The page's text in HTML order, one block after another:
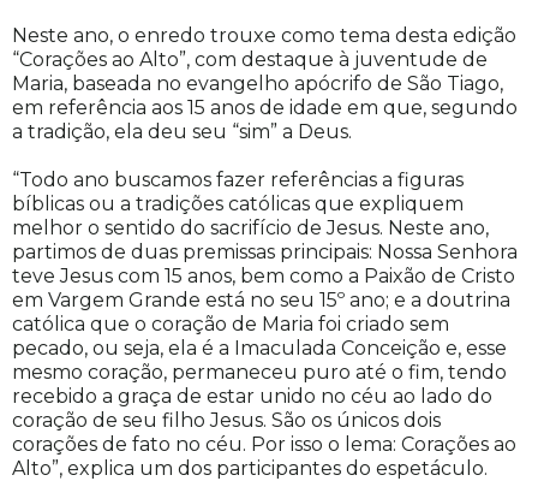
Neste ano, o enredo trouxe como tema desta edição
“Corações ao Alto”, com destaque à juventude de
Maria, baseada no evangelho apócrifo de São Tiago,
em referência aos 15 anos de idade em que, segundo
a tradição, ela deu seu “sim” a Deus.
“Todo ano buscamos fazer referências a figuras
bíblicas ou a tradições católicas que expliquem
melhor o sentido do sacrifício de Jesus. Neste ano,
partimos de duas premissas principais: Nossa Senhora
teve Jesus com 15 anos, bem como a Paixão de Cristo
em Vargem Grande está no seu 15º ano; e a doutrina
católica que o coração de Maria foi criado sem
pecado, ou seja, ela é a Imaculada Conceição e, esse
mesmo coração, permaneceu puro até o fim, tendo
recebido a graça de estar unido no céu ao lado do
coração de seu filho Jesus. São os únicos dois
corações de fato no céu. Por isso o lema: Corações ao
Alto”, explica um dos participantes do espetáculo.